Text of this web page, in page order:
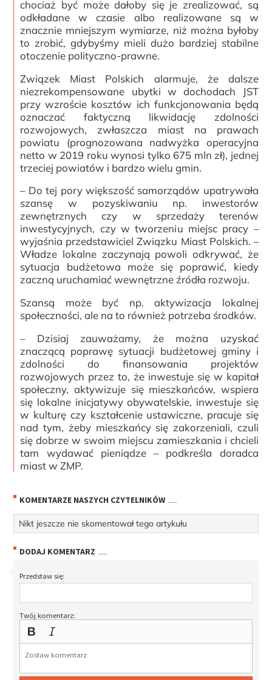
chociaż być może dałoby się je zrealizować, są
odkładane w czasie albo realizowane są w
znacznie mniejszym wymiarze, niż można byłoby
to zrobić, gdybyśmy mieli dużo bardziej stabilne
otoczenie polityczno-prawne.
Związek Miast Polskich alarmuje, że dalsze
niezrekompensowane ubytki w dochodach JST
przy wzroście kosztów ich funkcjonowania będą
oznaczać faktyczną likwidację zdolności
rozwojowych, zwłaszcza miast na prawach
powiatu (prognozowana nadwyżka operacyjna
netto w 2019 roku wynosi tylko 675 mln zł), jednej
trzeciej powiatów i bardzo wielu gmin.
– Do tej pory większość samorządów upatrywała
szansę w pozyskiwaniu np. inwestorów
zewnętrznych czy w sprzedaży terenów
inwestycyjnych, czy w tworzeniu miejsc pracy –
wyjaśnia przedstawiciel Związku Miast Polskich. –
Władze lokalne zaczynają powoli odkrywać, że
sytuacja budżetowa może się poprawić, kiedy
zaczną uruchamiać wewnętrzne źródła rozwoju.
Szansą może być np. aktywizacja lokalnej
społeczności, ale na to również potrzeba środków.
– Dzisiaj zauważamy, że można uzyskać
znaczącą poprawę sytuacji budżetowej gminy i
zdolności do finansowania projektów
rozwojowych przez to, że inwestuje się w kapitał
społeczny, aktywizuje się mieszkańców, wspiera
się lokalne inicjatywy obywatelskie, inwestuje się
w kulturę czy kształcenie ustawiczne, pracuje się
nad tym, żeby mieszkańcy się zakorzeniali, czuli
się dobrze w swoim miejscu zamieszkania i chcieli
tam wydawać pieniądze – podkreśla doradca
miast w ZMP.
KOMENTARZE NASZYCH CZYTELNIKÓW
Nikt jeszcze nie skomentował tego artykułu
DODAJ KOMENTARZ
Przedstaw się:
Twój komentarz: